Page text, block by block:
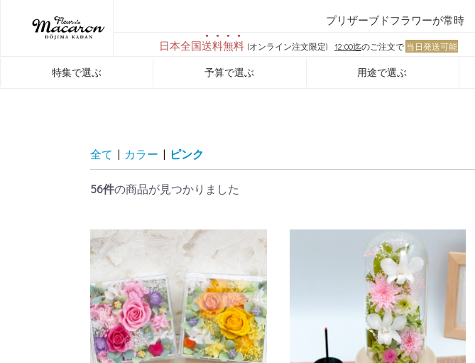
プリザーブドフラワーが常時
日本全国送料無料 (オンライン注文限定) 12:00迄のご注文で 当日発送可能
特集で選ぶ 予算で選ぶ 用途で選ぶ
全て | カラー | ピンク
56件の商品が見つかりました